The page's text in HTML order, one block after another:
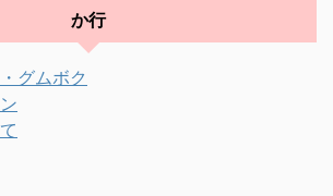
か行
グムボク